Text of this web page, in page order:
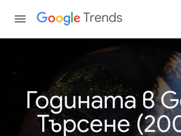
Trends
Годината в
Търсене